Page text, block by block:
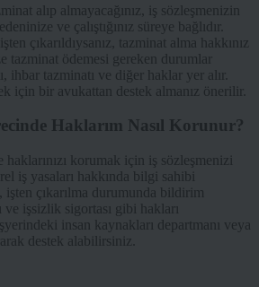
alıp almayacağınız, iş sözleşmenizin
ve çalıştığınız süreye bağlıdır.
çıkarıldıysanız, tazminat alma hakkınız
tazminat ödemesi gereken durumlar
ihbar tazminatı ve diğer haklar yer alır.
için bir avukattan destek almanız önerilir.
Haklarım Nasıl Korunur?
haklarınızı korumak için iş sözleşmenizi
iş yasaları hakkında bilgi sahibi
işten çıkarılma durumunda bildirim
işsizlik sigortası gibi hakları
insan kaynakları departmanı veya
destek alabilirsiniz.